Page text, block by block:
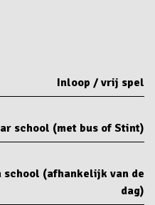
Inloop / vrij spel
school (met bus of Stint)
school (afhankelijk van de
dag)